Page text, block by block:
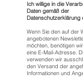
Ich willige in die
Daten gemäß der
Datenschutzerklärung
Wenn Sie den auf der
angebotenen
möchten, benötigen
eine E-Mail-Adresse.
verwenden wir
den Versand der
Informationen und